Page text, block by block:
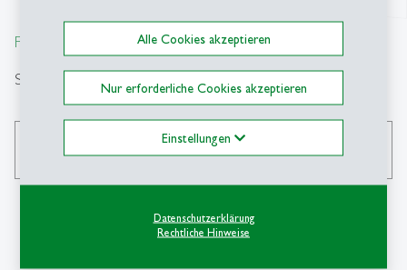
Alle Cookies akzeptieren
Nur erforderliche Cookies akzeptieren
Einstellungen
Datenschutzerklärung
Rechtliche Hinweise
From insight to impact.
Suche